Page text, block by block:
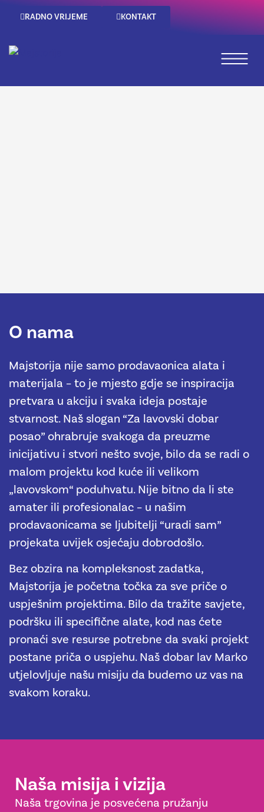
RADNO VRIJEME KONTAKT
O nama
Majstorija nije samo prodavaonica alata i
materijala – to je mjesto gdje se inspiracija
pretvara u akciju i svaka ideja postaje
stvarnost. Naš slogan “Za lavovski dobar
posao” ohrabruje svakoga da preuzme
inicijativu i stvori nešto svoje, bilo da se radi o
malom projektu kod kuće ili velikom
„lavovskom“ poduhvatu. Nije bitno da li ste
amater ili profesionalac – u našim
prodavaonicama se ljubitelji “uradi sam”
projekata uvijek osjećaju dobrodošlo.
Bez obzira na kompleksnost zadatka,
Majstorija je početna točka za sve priče o
uspješnim projektima. Bilo da tražite savjete,
podršku ili specifične alate, kod nas ćete
pronaći sve resurse potrebne da svaki projekt
postane priča o uspjehu. Naš dobar lav Marko
utjelovljuje našu misiju da budemo uz vas na
svakom koraku.
Naša misija i vizija
Naša trgovina je posvećena pružanju